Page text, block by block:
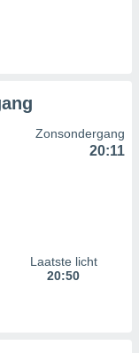
Zonsondergang
20:11
Laatste licht
20:50